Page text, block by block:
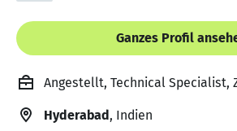
Ganzes Profil
Angestellt, Technical Specialist,
Hyderabad, Indien